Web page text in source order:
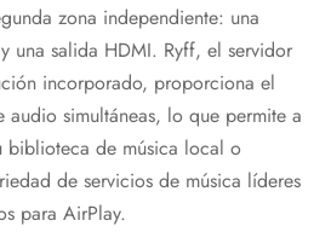
zona independiente: una
una salida HDMI. Ryff, el servidor
incorporado, proporciona el
audio simultáneas, lo que permite a
biblioteca de música local o
de servicios de música líderes
para AirPlay.